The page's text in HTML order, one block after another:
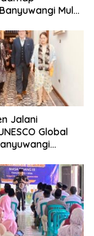
Mulai
Jalani
Global
Warisan Dunia